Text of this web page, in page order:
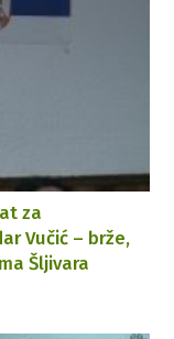
za
Vučić – brže,
Šljivara